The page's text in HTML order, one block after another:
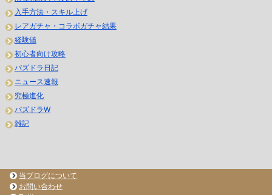
入手方法・スキル上げ
レアガチャ・コラボガチャ結果
経験値
初心者向け攻略
パズドラ日記
ニュース速報
究極進化
パズドラW
雑記
当ブログについて
お問い合わせ